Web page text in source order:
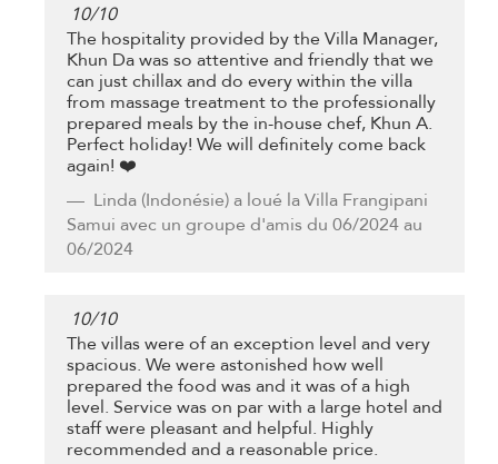
10/10
The hospitality provided by the Villa Manager,
Khun Da was so attentive and friendly that we
can just chillax and do every within the villa
from massage treatment to the professionally
prepared meals by the in-house chef, Khun A.
Perfect holiday! We will definitely come back
again! ❤️
Linda (Indonésie) a loué la Villa Frangipani
Samui avec un groupe d'amis du 06/2024 au
06/2024
10/10
The villas were of an exception level and very
spacious. We were astonished how well
prepared the food was and it was of a high
level. Service was on par with a large hotel and
staff were pleasant and helpful. Highly
recommended and a reasonable price.